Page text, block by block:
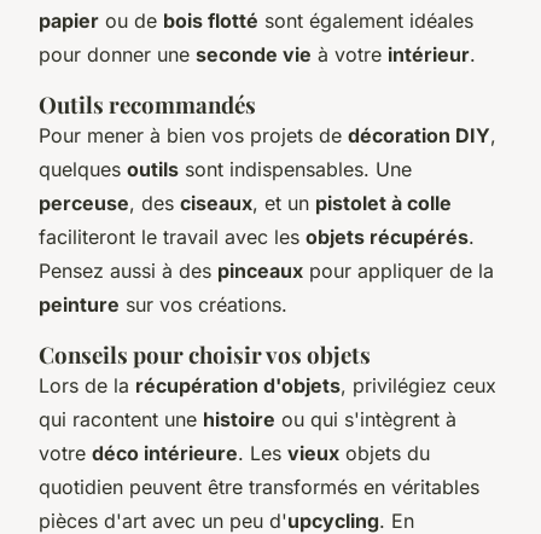
papier ou de bois flotté sont également idéales
pour donner une seconde vie à votre intérieur.
Outils recommandés
Pour mener à bien vos projets de décoration DIY,
quelques outils sont indispensables. Une
perceuse, des ciseaux, et un pistolet à colle
faciliteront le travail avec les objets récupérés.
Pensez aussi à des pinceaux pour appliquer de la
peinture sur vos créations.
Conseils pour choisir vos objets
Lors de la récupération d'objets, privilégiez ceux
qui racontent une histoire ou qui s'intègrent à
votre déco intérieure. Les vieux objets du
quotidien peuvent être transformés en véritables
pièces d'art avec un peu d'upcycling. En